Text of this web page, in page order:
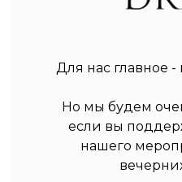
Для нас главное -
Но мы будем
если вы
нашего